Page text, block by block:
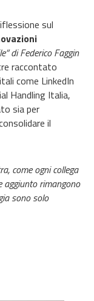
sul
di Federico Faggin
raccontato
come LinkedIn
Handling Italia,
sia per
il
come ogni collega
aggiunto rimangono
sono solo